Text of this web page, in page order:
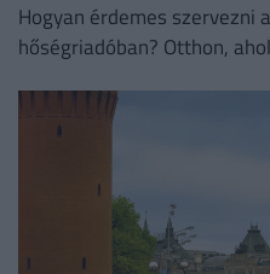
Hogyan érdemes szervezni
hőségriadóban? Otthon,
irodaházban, ahol a hűtés